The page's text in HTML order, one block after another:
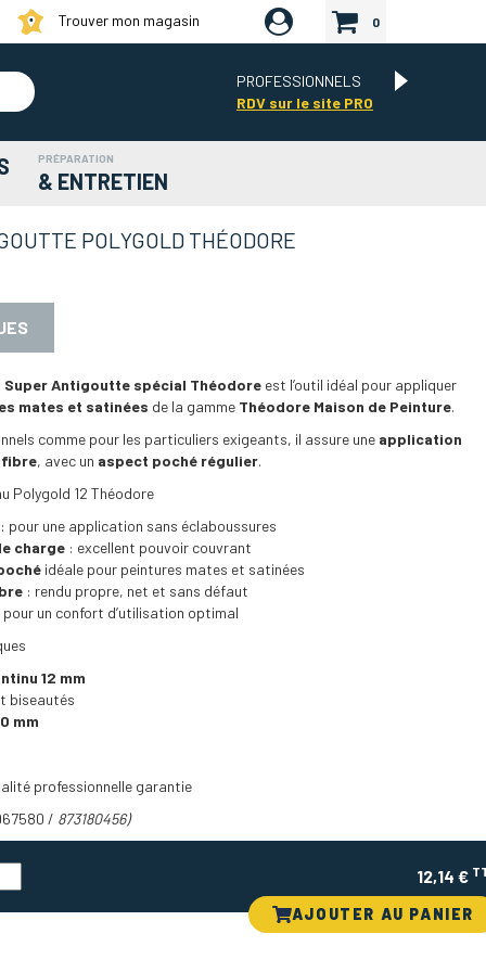
Trouver mon magasin 0
PROFESSIONNELS
RDV sur le site PRO
PRÉPARATION
& ENTRETIEN
POLYGOLD THÉODORE
Super Antigoutte spécial Théodoreest l’outil idéal pour appliquer
mates et satinées de la gamme Théodore Maison de Peinture.
comme pour les particuliers exigeants, il assure une application
fibre, avec un aspect poché régulier.
Polygold 12 Théodore
: pour une application sans éclaboussures
charge: excellent pouvoir couvrant
idéale pour peintures mates et satinées
: rendu propre, net et sans défaut
pour un confort d’utilisation optimal
12 mm
biseautés
mm
professionnelle garantie
/ 873180456)
12,14 €
AJOUTER AU PANIER